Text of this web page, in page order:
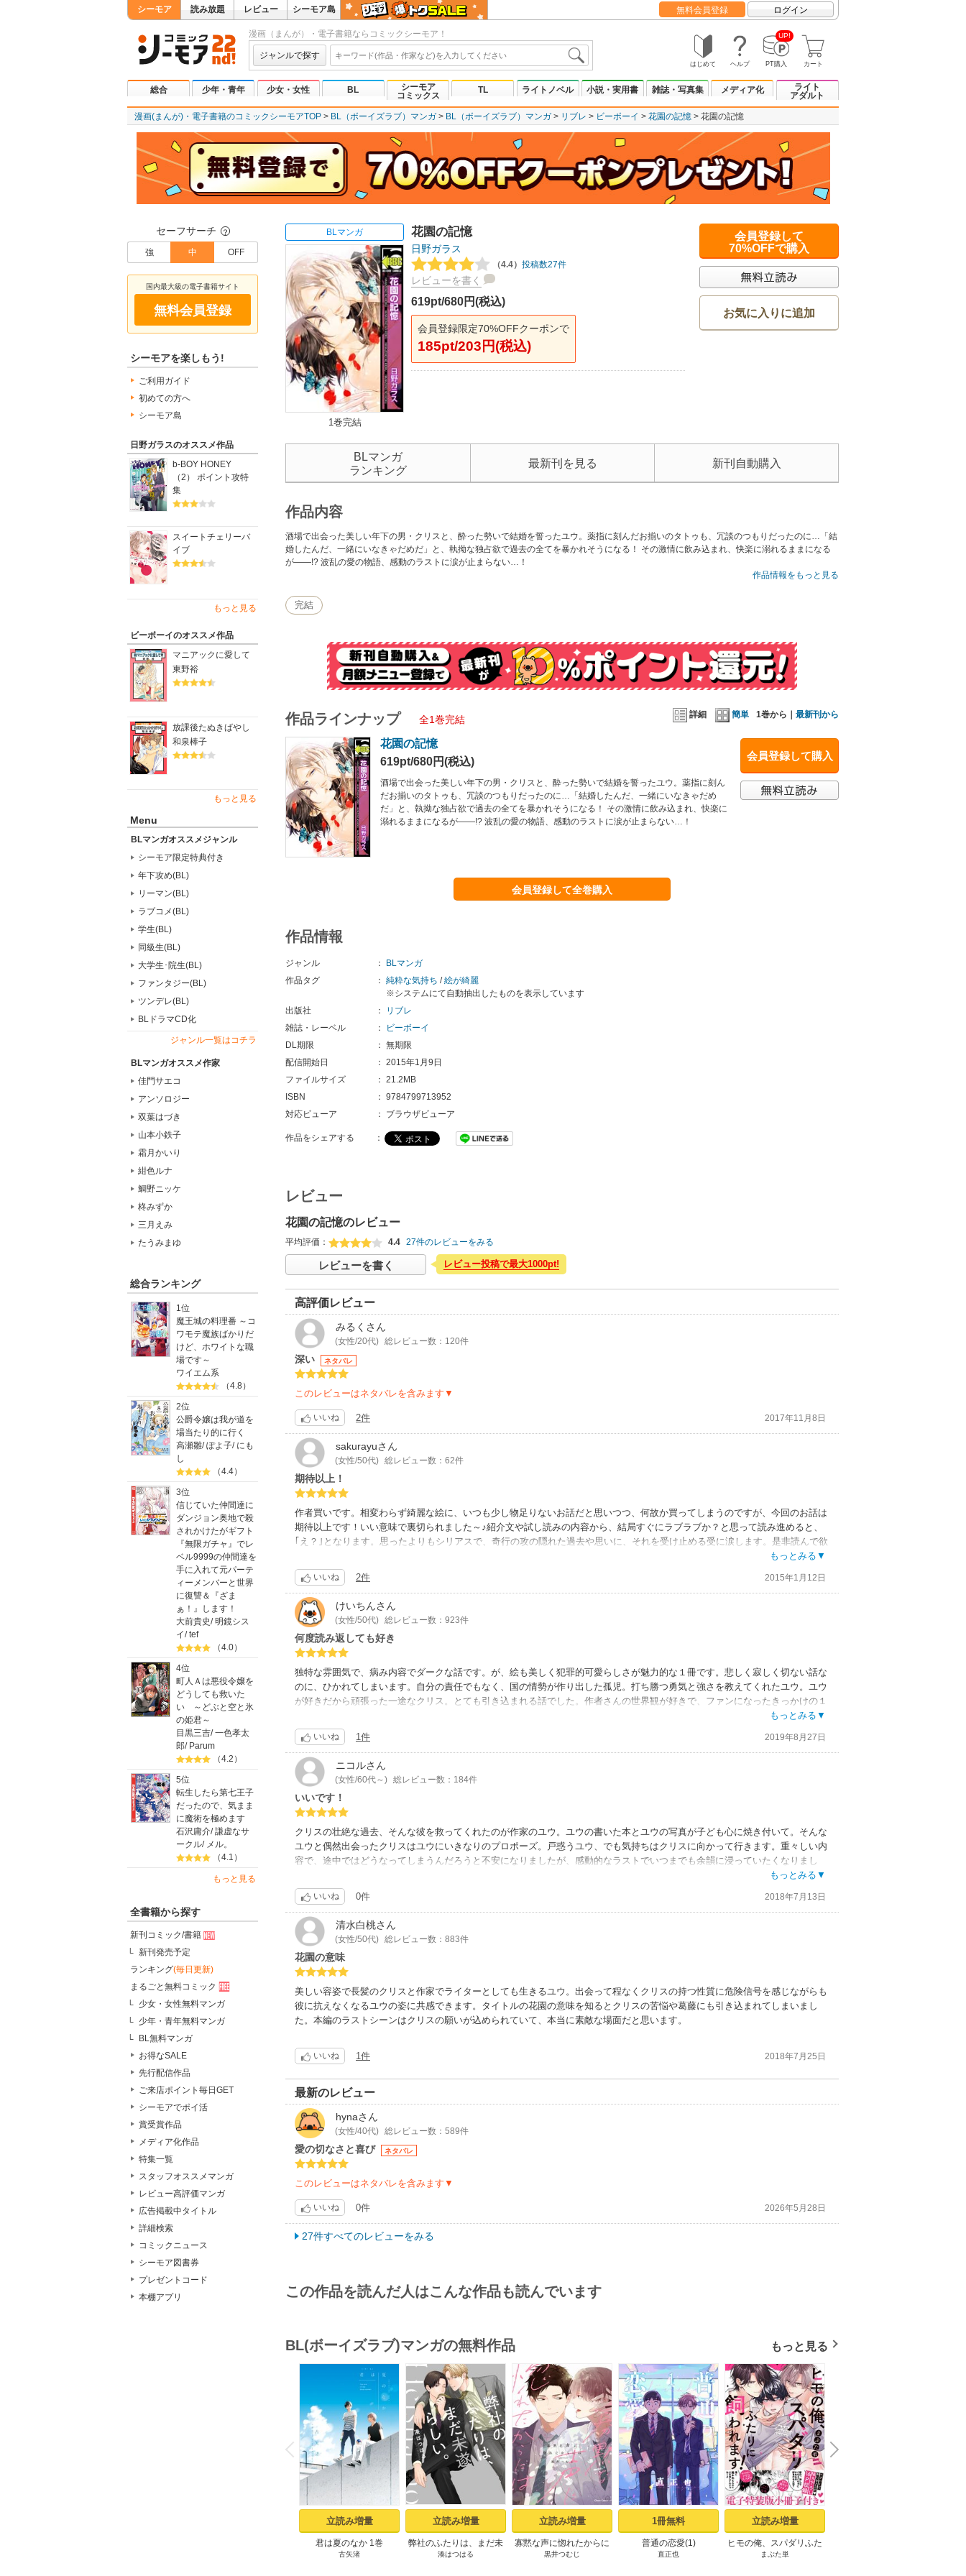
シーモア 読み放題 レビュー シーモア島 無料会員登録 ログイン
漫画（まんが）・電子書籍ならコミックシーモア！
ジャンルで探す
はじめて ヘルプ
UP!
PT購入 カート
総合 少年・青年 少女・女性 BL
シーモア
コミックス
TL ライトノベル 小説・実用書 雑誌・写真集 メディア化
ライト
アダルト
漫画(まんが)・電子書籍のコミックシーモアTOP BL（ボーイズラブ）マンガ BL（ボーイズラブ）マンガ リブレ ビーボーイ 花園の記憶 花園の記憶
セーフサーチ ？
強 中 OFF
国内最大級の電子書籍サイト
無料会員登録
シーモアを楽しもう!
ご利用ガイド
初めての方へ
シーモア島
日野ガラスのオススメ作品
b-BOY HONEY
（2） ポイント攻特
集
スイートチェリーバ
イブ
もっと見る
ビーボーイのオススメ作品
マニアックに愛して
東野裕
放課後たぬきばやし
和泉棒子
もっと見る
Menu
BLマンガオススメジャンル
シーモア限定特典付き
年下攻め(BL)
リーマン(BL)
ラブコメ(BL)
学生(BL)
同級生(BL)
大学生･院生(BL)
ファンタジー(BL)
ツンデレ(BL)
BLドラマCD化
ジャンル一覧はコチラ
BLマンガオススメ作家
佳門サエコ
アンソロジー
双葉はづき
山本小鉄子
霜月かいり
紺色ルナ
鯛野ニッケ
柊みずか
三月えみ
たうみまゆ
総合ランキング
1位
魔王城の料理番 ～コ
ワモテ魔族ばかりだ
けど、ホワイトな職
場です～
ワイエム系
（4.8）
2位
公爵令嬢は我が道を
場当たり的に行く
高瀬雛/ぽよ子/ にも
し
（4.4）
3位
信じていた仲間達に
ダンジョン奥地で殺
されかけたがギフト
『無限ガチャ』でレ
ベル9999の仲間達を
手に入れて元パーテ
ィーメンバーと世界
に復讐＆『ざま
ぁ！』します！
大前貴史/明鏡シス
イ/tef
（4.0）
4位
町人Ａは悪役令嬢を
どうしても救いた
い ～どぶと空と氷
の姫君～
目黒三吉/一色孝太
郎/ Parum
（4.2）
5位
転生したら第七王子
だったので、気まま
に魔術を極めます
石沢庸介/謙虚なサ
ークル/ メル。
（4.1）
もっと見る
全書籍から探す
新刊コミック/書籍
新刊発売予定
ランキング(毎日更新)
まるごと無料コミック
少女・女性無料マンガ
少年・青年無料マンガ
BL無料マンガ
お得なSALE
先行配信作品
ご来店ポイント毎日GET
シーモアでポイ活
賞受賞作品
メディア化作品
特集一覧
スタッフオススメマンガ
レビュー高評価マンガ
広告掲載中タイトル
詳細検索
コミックニュース
シーモア図書券
プレゼントコード
本棚アプリ
BLマンガ
1巻完結
花園の記憶
日野ガラス
（4.4） 投稿数27件
レビューを書く
619pt/680円(税込)
会員登録限定70%OFFクーポンで
185pt/203円(税込)
会員登録して
70%OFFで購入
お気に入りに追加
BLマンガ
ランキング
最新刊を見る 新刊自動購入
作品内容
酒場で出会った美しい年下の男・クリスと、酔った勢いで結婚を誓ったユウ。薬指に刻んだお揃いのタトゥも、冗談のつもりだったのに…「結
婚したんだ、一緒にいなきゃだめだ」と、執拗な独占欲で過去の全てを暴かれそうになる！ その激情に飲み込まれ、快楽に溺れるままになる
が――!? 波乱の愛の物語、感動のラストに涙が止まらない…！
作品情報をもっと見る
完結
詳細 簡単 1巻から｜ 最新刊から
作品ラインナップ 全1巻完結
会員登録して購入
花園の記憶
619pt/680円(税込)
酒場で出会った美しい年下の男・クリスと、酔った勢いで結婚を誓ったユウ。薬指に刻ん
だお揃いのタトゥも、冗談のつもりだったのに…「結婚したんだ、一緒にいなきゃだめ
だ」と、執拗な独占欲で過去の全てを暴かれそうになる！ その激情に飲み込まれ、快楽に
溺れるままになるが――!? 波乱の愛の物語、感動のラストに涙が止まらない…！
会員登録して全巻購入
作品情報
ジャンル ：
BLマンガ
作品タグ
： 純粋な気持ち /絵が綺麗
※システムにて自動抽出したものを表示しています
出版社
：
リブレ
雑誌・レーベル
：
ビーボーイ
DL期限
： 無期限
配信開始日
： 2015年1月9日
ファイルサイズ
： 21.2MB
ISBN
： 9784799713952
対応ビューア
： ブラウザビューア
作品をシェアする ：
レビュー
花園の記憶のレビュー
平均評価： 4.4 27件のレビューをみる
レビューを書く レビュー投稿で最大1000pt!
高評価レビュー
みるく さん
(女性/20代) 総レビュー数：120件
深い ネタバレ
このレビューはネタバレを含みます▼
いいね 2件 2017年11月8日
sakurayuさん
(女性/50代) 総レビュー数：62件
期待以上！
作者買いです。相変わらず綺麗な絵に、いつも少し物足りないお話だと思いつつ、何故か買ってしまうのですが、今回のお話は
期待以上です！いい意味で裏切られました～♪紹介文や試し読みの内容から、結局すぐにラブラブか？と思って読み進めると、
｢え？｣となります。思ったよりもシリアスで、奇行の攻の隠れた過去や思いに、それを受け止める受に涙します。是非読んで欲
もっとみる▼
いいね 2件 2015年1月12日
けいちんさん
(女性/50代) 総レビュー数：923件
何度読み返しても好き
独特な雰囲気で、病み内容でダークな話です。が、絵も美しく犯罪的可愛らしさが魅力的な１冊です。悲しく寂しく切ない話な
のに、ひかれてしまいます。自分の責任でもなく、国の情勢が作り出した孤児。打ち勝つ勇気と強さを教えてくれたユウ。ユウ
が好きだから頑張った一途なクリス。とても引き込まれる話でした。作者さんの世界観が好きで、ファンになったきっかけの１
もっとみる▼
いいね 1件 2019年8月27日
ニコルさん
(女性/60代～) 総レビュー数：184件
いいです！
クリスの壮絶な過去、そんな彼を救ってくれたのが作家のユウ。ユウの書いた本とユウの写真が子ども心に焼き付いて。そんな
ユウと偶然出会ったクリスはユウにいきなりのプロポーズ。戸惑うユウ、でも気持ちはクリスに向かって行きます。重々しい内
容で、途中ではどうなってしまうんだろうと不安になりましたが、感動的なラストでいつまでも余韻に浸っていたくなりまし
もっとみる▼
いいね 0件 2018年7月13日
清水白桃さん
(女性/50代) 総レビュー数：883件
花園の意味
美しい容姿で長髪のクリスと作家でライターとしても生きるユウ。出会って程なくクリスの持つ性質に危険信号を感じながらも
彼に抗えなくなるユウの姿に共感できます。タイトルの花園の意味を知るとクリスの苦悩や葛藤にも引き込まれてしまいまし
た。本編のラストシーンはクリスの願いが込められていて、本当に素敵な場面だと思います。
いいね 1件 2018年7月25日
最新のレビュー
hynaさん
(女性/40代) 総レビュー数：589件
愛の切なさと喜び ネタバレ
このレビューはネタバレを含みます▼
いいね 0件 2026年5月28日
27件すべてのレビューをみる
この作品を読んだ人はこんな作品も読んでいます
BL(ボーイズラブ)マンガの無料作品 もっと見る
P
r
e
v
i
o
u
s
立読み増量
君は夏のなか 1巻
古矢渚
立読み増量
弊社のふたりは、まだ未
遂らしい。１【コミック
湊はつはる
立読み増量
寡黙な声に惚れたからに
は【おまけ付き電子限定
黒井つむじ
1冊無料
普通の恋愛(1)
直正也
立読み増量
ヒモの俺、スパダリふた
りに飼われます！【単行
まぶた単
N
e
x
t